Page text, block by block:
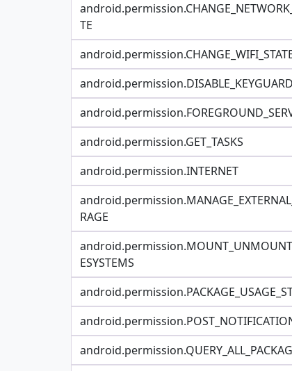
TE
android.permission.DISABLE_KEYGUARD
android.permission.GET_TASKS
android.permission.INTERNET
RAGE
ESYSTEMS